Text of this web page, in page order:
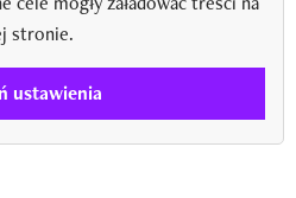
stronie.
ustawienia